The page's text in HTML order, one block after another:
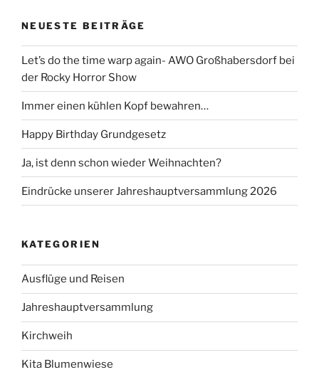
NEUESTE BEITRÄGE
Let’s do the time warp again- AWO Großhabersdorf bei
der Rocky Horror Show
Immer einen kühlen Kopf bewahren…
Happy Birthday Grundgesetz
Ja, ist denn schon wieder Weihnachten?
Eindrücke unserer Jahreshauptversammlung 2026
KATEGORIEN
Ausflüge und Reisen
Jahreshauptversammlung
Kirchweih
Kita Blumenwiese